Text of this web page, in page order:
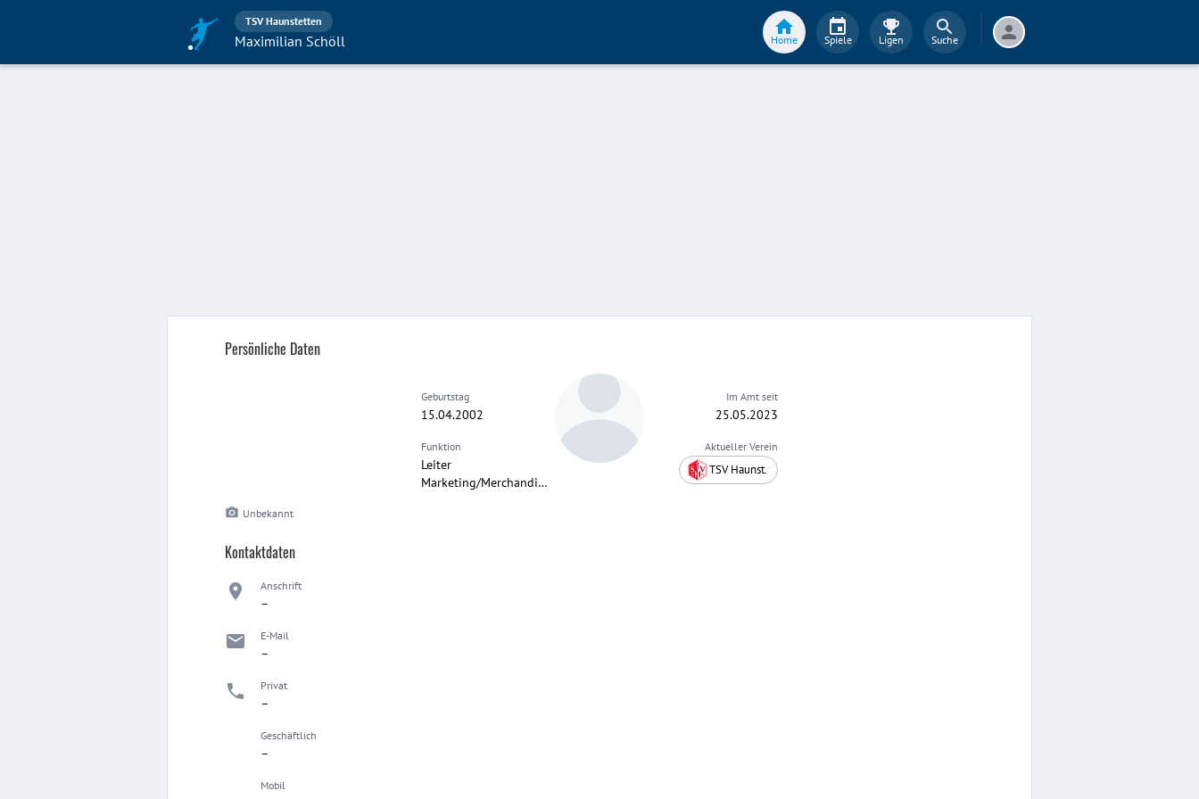
TSV Haunstetten
Maximilian Schöll Home Spiele Ligen Suche
Persönliche Daten
Geburtstag
15.04.2002
Funktion
Leiter
Marketing/Merchandising
Im Amt seit
25.05.2023
Aktueller Verein
TSV Haunst.
Unbekannt
Kontaktdaten
Anschrift
–
E-Mail
–
Privat
–
Geschäftlich
–
Mobil